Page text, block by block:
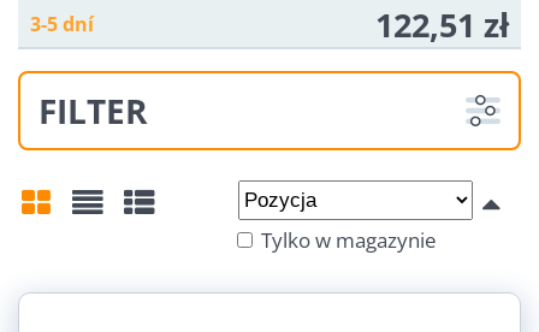
3-5 dní 122,51 zł
FILTER
Do:
Barva:
Tylko w magazynie